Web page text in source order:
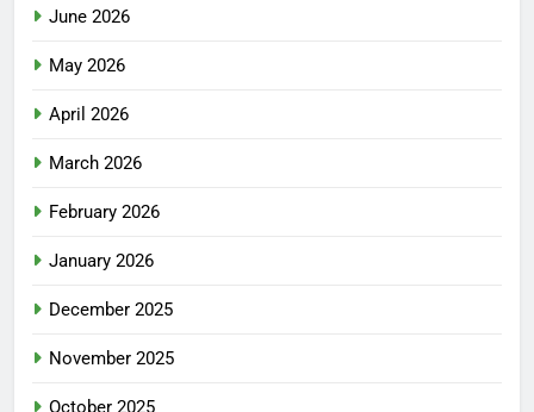
June 2026
May 2026
April 2026
March 2026
February 2026
January 2026
December 2025
November 2025
October 2025